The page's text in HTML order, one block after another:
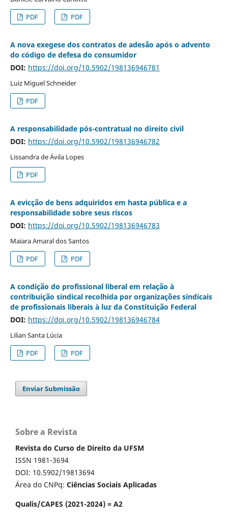
PDF
PDF
A nova exegese dos contratos de adesão após o advento
do código de defesa do consumidor
DOI: https://doi.org/10.5902/198136946781
Luiz Miguel Schneider
PDF
A responsabilidade pós-contratual no direito civil
DOI: https://doi.org/10.5902/198136946782
Lissandra de Ávila Lopes
PDF
A evicção de bens adquiridos em hasta pública e a
responsabilidade sobre seus riscos
DOI: https://doi.org/10.5902/198136946783
Maiara Amaral dos Santos
PDF
PDF
A condição do profissional liberal em relação à
contribuição sindical recolhida por organizações sindicais
de profissionais liberais à luz da Constituição Federal
DOI: https://doi.org/10.5902/198136946784
Lilian Santa Lúcia
PDF
PDF
Enviar Submissão
Sobre a Revista
Revista do Curso de Direito da UFSM
ISSN 1981-3694
DOI: 10.5902/19813694
Área do CNPq: Ciências Sociais Aplicadas
Qualis/CAPES (2021-2024) = A2